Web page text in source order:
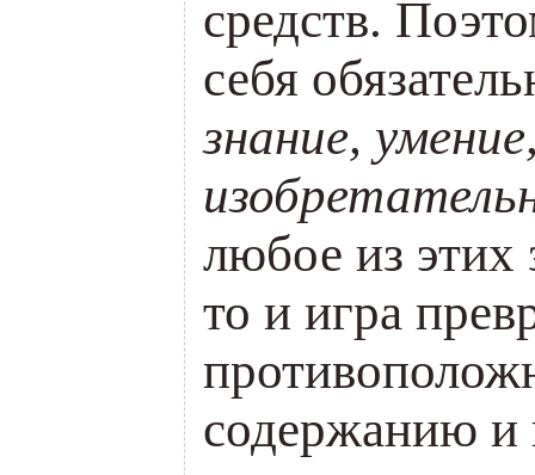
средств.
себя
знание,
любое из этих
то и игра
содержанию и